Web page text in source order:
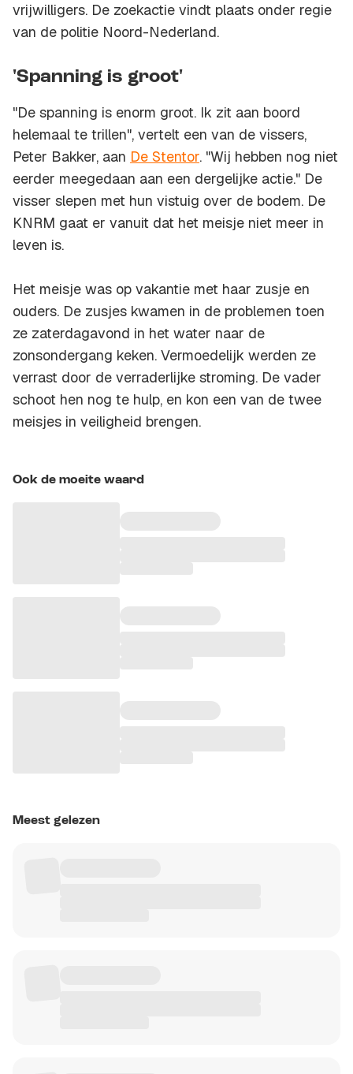
vrijwilligers. De zoekactie vindt plaats onder regie
van de politie Noord-Nederland.
'Spanning is groot'
"De spanning is enorm groot. Ik zit aan boord
helemaal te trillen", vertelt een van de vissers,
Peter Bakker, aan De Stentor. "Wij hebben nog niet
eerder meegedaan aan een dergelijke actie." De
visser slepen met hun vistuig over de bodem. De
KNRM gaat er vanuit dat het meisje niet meer in
leven is.
Het meisje was op vakantie met haar zusje en
ouders. De zusjes kwamen in de problemen toen
ze zaterdagavond in het water naar de
zonsondergang keken. Vermoedelijk werden ze
verrast door de verraderlijke stroming. De vader
schoot hen nog te hulp, en kon een van de twee
meisjes in veiligheid brengen.
Ook de moeite waard
Meest gelezen